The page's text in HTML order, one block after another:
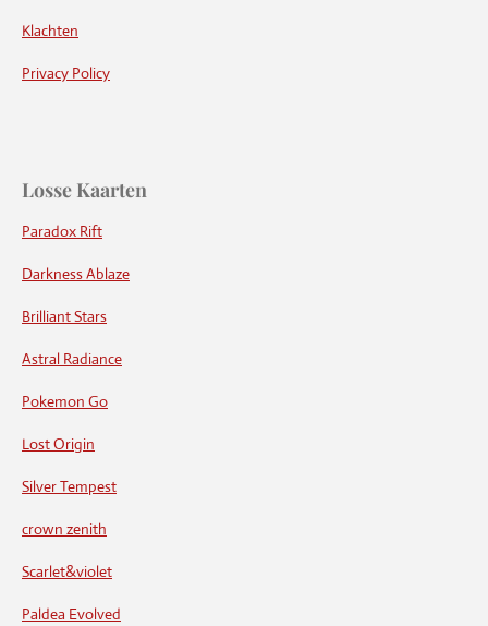
Klachten
Privacy Policy
Losse Kaarten
Paradox Rift
Darkness Ablaze
Brilliant Stars
Astral Radiance
Pokemon Go
Lost Origin
Silver Tempest
crown zenith
Scarlet&violet
Paldea Evolved